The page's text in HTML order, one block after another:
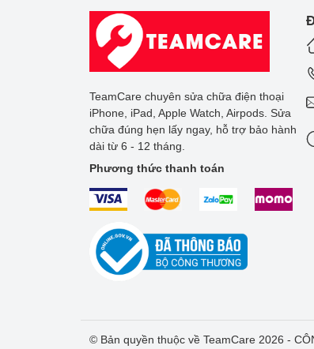
TeamCare chuyên sửa chữa điện thoại
iPhone, iPad, Apple Watch, Airpods. Sửa
chữa đúng hẹn lấy ngay, hỗ trợ bảo hành
dài từ 6 - 12 tháng.
Phương thức thanh toán
© Bản quyền thuộc về TeamCare 2026 -